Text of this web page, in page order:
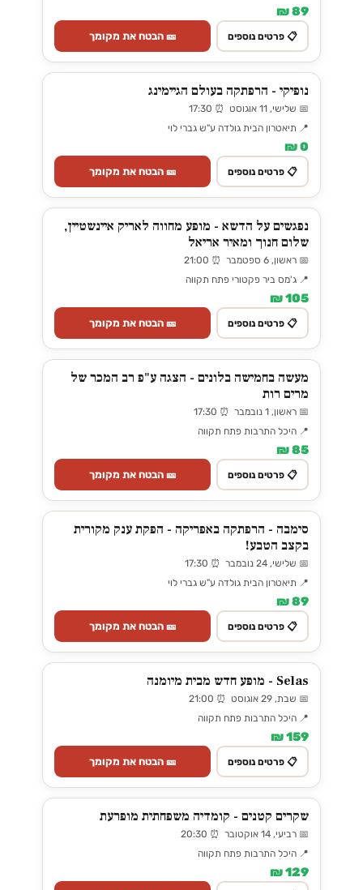
89 ₪
📋 פרטים נוספים 🎫 הבטח את מקומך
נופיקי - הרפתקה בעולם הגיימינג
📅 שלישי, 11 אוגוסט ⏰ 17:30
📍 תיאטרון הבית גולדה ע"ש גברי לוי
0 ₪
📋 פרטים נוספים 🎫 הבטח את מקומך
נפגשים על הדשא - מופע מחווה לאריק איינשטיין,
שלום חנוך ומאיר אריאל
📅 ראשון, 6 ספטמבר ⏰ 21:00
📍 ג'מס ביר פקטורי פתח תקווה
105 ₪
📋 פרטים נוספים 🎫 הבטח את מקומך
מעשה בחמישה בלונים - הצגה ע"פ רב המכר של
מרים רות
📅 ראשון, 1 נובמבר ⏰ 17:30
📍 היכל התרבות פתח תקווה
85 ₪
📋 פרטים נוספים 🎫 הבטח את מקומך
סימבה - הרפתקה באפריקה - הפקת ענק מקורית
בקצב הטבע!
📅 שלישי, 24 נובמבר ⏰ 17:30
📍 תיאטרון הבית גולדה ע"ש גברי לוי
89 ₪
📋 פרטים נוספים 🎫 הבטח את מקומך
Selas - מופע חדש מבית מיומנה
📅 שבת, 29 אוגוסט ⏰ 21:00
📍 היכל התרבות פתח תקווה
159 ₪
📋 פרטים נוספים 🎫 הבטח את מקומך
שקרים קטנים - קומדיה משפחתית מופרעת
📅 רביעי, 14 אוקטובר ⏰ 20:30
📍 היכל התרבות פתח תקווה
129 ₪